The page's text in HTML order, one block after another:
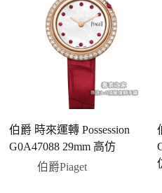
二、確認款式與價格
客服會與您確認品牌、尺
有現貨會直接幫您預留；
說明大約出貨時間。
三、安排付款方式
您可以選擇先付少量訂
前或收到實拍照片後再
付款，我們會在原有價
優惠的方案。部分地區
方式，具體以當下說明
伯爵 時來運轉 Possession
G0A47088 29mm 高仿
伯爵Piaget